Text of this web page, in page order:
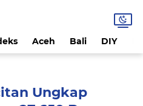
Aceh Bali DIY
Ungkap